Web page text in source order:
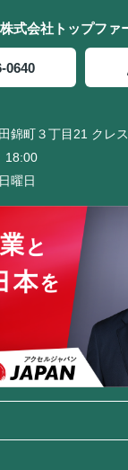
株式会社トップファ
0640
錦町３丁目21 クレ
18:00
曜日